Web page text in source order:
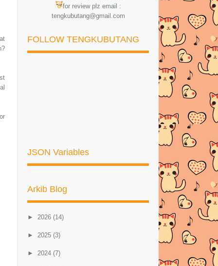
for review plz email :
tengkubutang@gmail.com
FOLLOW TENGKUBUTANG
JSON Variables
Arkib Blog
► 2026 (14)
► 2025 (3)
► 2024 (7)